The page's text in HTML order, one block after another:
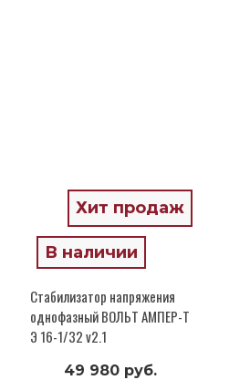
Хит продаж
В наличии
Стабилизатор напряжения
однофазный ВОЛЬТ АМПЕР-Т
Э 16-1/32 v2.1
49 980 руб.